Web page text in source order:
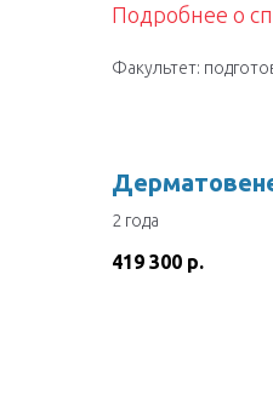
Подробнее о
Факультет:
2 года
419 300 р.